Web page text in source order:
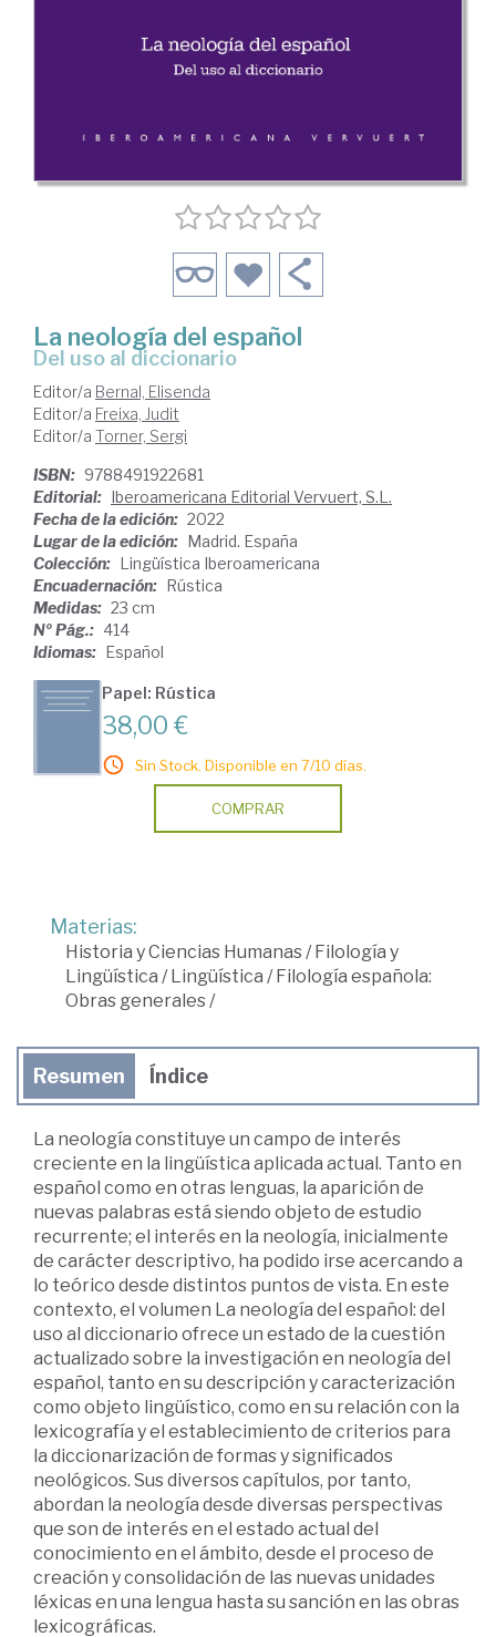
La neología del español
del uso al diccionario
Editor/a Bernal, Elisenda
Editor/a Freixa, Judit
Editor/a Torner, Sergi
ISBN: 9788491922681
Editorial: Iberoamericana Editorial Vervuert, S.L.
Fecha de la edición: 2022
Lugar de la edición: Madrid. España
Colección: Lingüística Iberoamericana
Encuadernación: Rústica
Medidas: 23 cm
Nº Pág.: 414
Idiomas: Español
Papel: Rústica
38,00 €
Sin Stock. Disponible en 7/10 días.
COMPRAR
Materias:
Historia y Ciencias Humanas/Filología y
Lingüística /Lingüística /Filología española:
Obras generales/
Resumen Índice
La neología constituye un campo de interés
creciente en la lingüística aplicada actual. Tanto en
español como en otras lenguas, la aparición de
nuevas palabras está siendo objeto de estudio
recurrente; el interés en la neología, inicialmente
de carácter descriptivo, ha podido irse acercando a
lo teórico desde distintos puntos de vista. En este
contexto, el volumen La neología del español: del
uso al diccionario ofrece un estado de la cuestión
actualizado sobre la investigación en neología del
español, tanto en su descripción y caracterización
como objeto lingüístico, como en su relación con la
lexicografía y el establecimiento de criterios para
la diccionarización de formas y significados
neológicos. Sus diversos capítulos, por tanto,
abordan la neología desde diversas perspectivas
que son de interés en el estado actual del
conocimiento en el ámbito, desde el proceso de
creación y consolidación de las nuevas unidades
léxicas en una lengua hasta su sanción en las obras
lexicográficas.